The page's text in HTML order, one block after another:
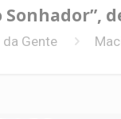
Sonhador”,
da Gente